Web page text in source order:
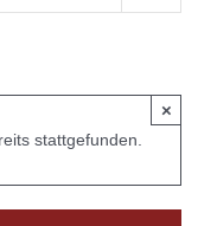
stattgefunden.
×